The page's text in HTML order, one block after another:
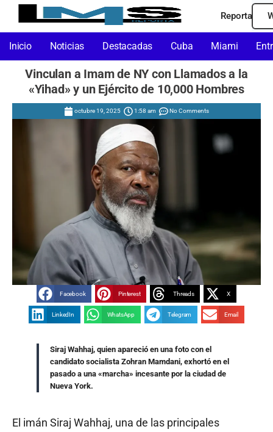
Reporta
Inicio Noticias Destacadas Cuba Miami
Vinculan a Imam de NY con Llamados a la
«Yihad» y un Ejército de 10,000 Hombres
octubre 19, 2025 1:58 am No Comments
Facebook Pinterest Threads X
LinkedIn WhatsApp Telegram Email
Siraj Wahhaj, quien apareció en una foto con el
candidato socialista Zohran Mamdani, exhortó en el
pasado a una «marcha» incesante por la ciudad de
Nueva York.
El imán Siraj Wahhaj, una de las principales